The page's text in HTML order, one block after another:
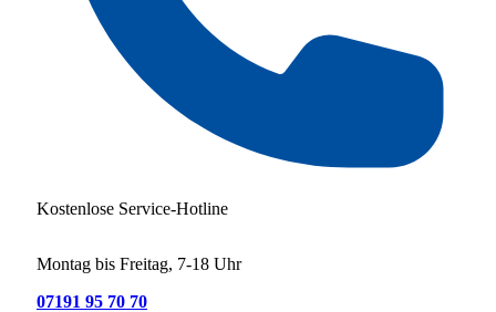
Kostenlose Service-Hotline
Montag bis Freitag, 7-18 Uhr
07191 95 70 70